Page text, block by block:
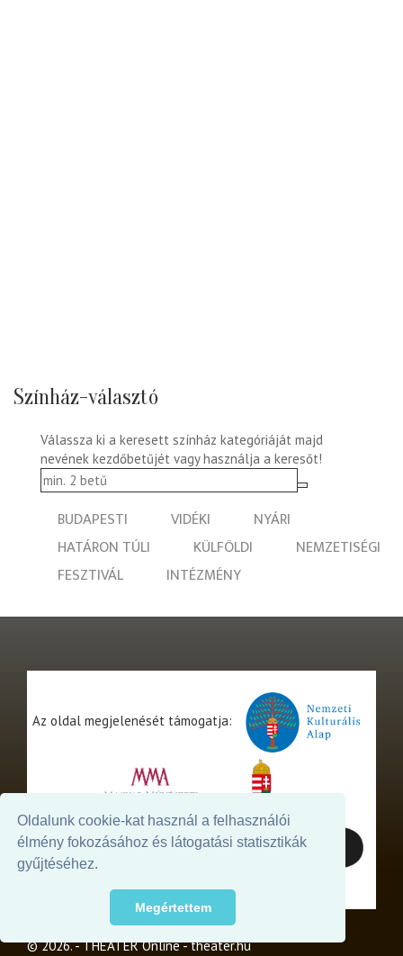
Oldalunk cookie-kat használ a felhasználói
élmény fokozásához és látogatási statisztikák
gyűjtéséhez.
Megértettem
Színház-választó
Válassza ki a keresett színház kategóriáját majd
nevének kezdőbetűjét vagy használja a keresőt!
BUDAPESTI VIDÉKI
NYÁRI
HATÁRON TÚLI
KÜLFÖLDI
NEMZETISÉGI
FESZTIVÁL
INTÉZMÉNY
Az oldal megjelenését támogatja:
© 2026. - THEATER Online -theater.hu